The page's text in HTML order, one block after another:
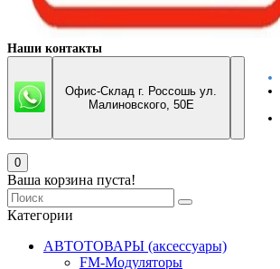
Наши контакты
Офис-Склад г. Россошь ул.
Малиновского, 50Е
0
Ваша корзина пуста!
Категории
АВТОТОВАРЫ (аксессуары)
FM-Модуляторы